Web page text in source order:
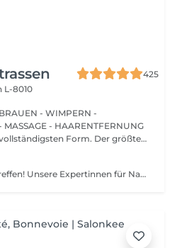
425
L-8010
- WIMPERN -
- HAARENTFERNUNG
Form. Der größte
Wo Nägel auf Kreativität treffen! Unsere Expertinnen für Nagelkunst gestalten designs jeder komplexität und erwecken Ihre Vision mit Präzision und Kunstfertigkeit zum Leben. Ob Sie von einer Klassischen french-manicure, Einem schicken verlauf oder filigranen zeichnungen auf einzelnen Nägeln träumen Wir setzen Ihre Wünsche um. Für Eine makellose french-manicure, faszinierenden cat-eye-effekt, atemberaubendes chrom-puder oder eleganten baby-boomer-verlauf sorgen Wir dafür, dass jeder nagel Ein echtes kunstwerk wird. bevorzugen Sie ein einzigartiges design auf nur wenigen Nägeln? Kein Problem! Sie können Ihr design ganz individuell anpassen und einen einzigartigen look kreieren, der genauso individuell ist wie sie. Lassen Sie Ihre Nägel Ihren stil sprechen!